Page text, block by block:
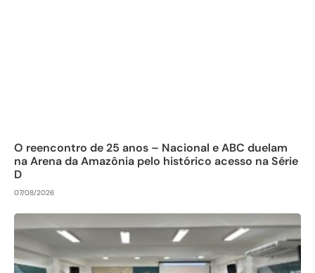
O reencontro de 25 anos – Nacional e ABC duelam
na Arena da Amazônia pelo histórico acesso na Série
D
07/08/2026